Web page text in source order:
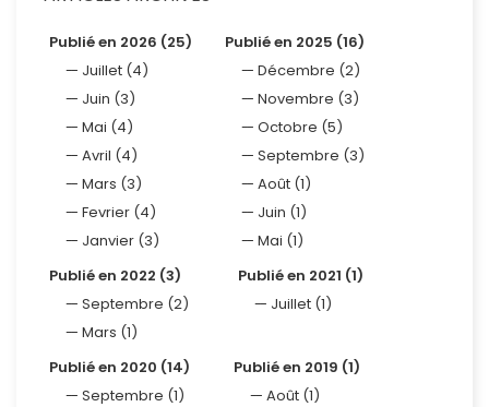
Publié en 2026 (25)
Juillet (4)
Juin (3)
Mai (4)
Avril (4)
Mars (3)
Fevrier (4)
Janvier (3)
Publié en 2025 (16)
Décembre (2)
Novembre (3)
Octobre (5)
Septembre (3)
Août (1)
Juin (1)
Mai (1)
Publié en 2022 (3)
Septembre (2)
Mars (1)
Publié en 2021 (1)
Juillet (1)
Publié en 2020 (14)
Septembre (1)
Publié en 2019 (1)
Août (1)